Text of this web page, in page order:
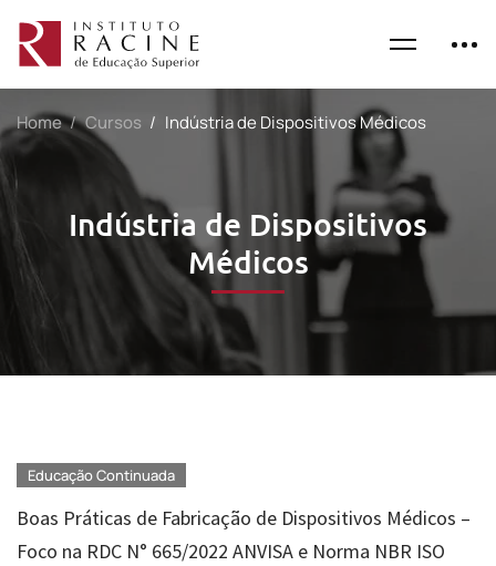
Home Cursos Indústria de Dispositivos Médicos
Indústria de Dispositivos
Médicos
Educação Continuada
Boas Práticas de Fabricação de Dispositivos Médicos –
Foco na RDC N° 665/2022 ANVISA e Norma NBR ISO